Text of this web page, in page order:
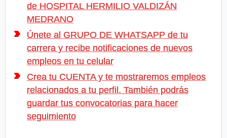
de HOSPITAL HERMILIO VALDIZÁN
MEDRANO
Únete al GRUPO DE WHATSAPP de tu
carrera y recibe notificaciones de nuevos
empleos en tu celular
Crea tu CUENTA y te mostraremos empleos
relacionados a tu perfil. También podrás
guardar tus convocatorias para hacer
seguimiento